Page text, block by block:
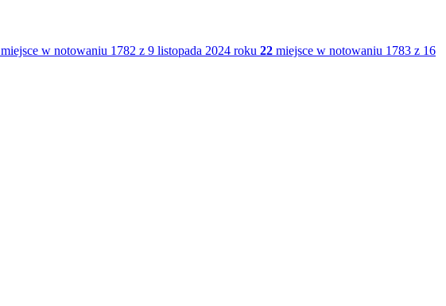
miejsce w notowaniu 1782 z 9 listopada 2024 roku 22 miejsce w notowaniu 1783 z 16